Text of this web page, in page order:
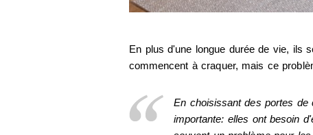
En plus d'une longue durée de vie, ils
commencent à craquer, mais ce
En choisissant des portes
importante: elles ont besoin